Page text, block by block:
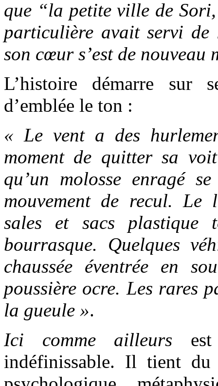
que “la petite ville de
particulière avait servi de
son cœur s’est de nouveau
L’histoire démarre sur
d’emblée le ton :
« Le vent a des
moment de quitter sa
qu’un molosse enragé
mouvement de recul. Le
sales et sacs plastique
bourrasque. Quelques
chaussée éventrée en
poussière ocre. Les rares
la gueule ».
Ici comme ailleurs est
indéfinissable. Il tient